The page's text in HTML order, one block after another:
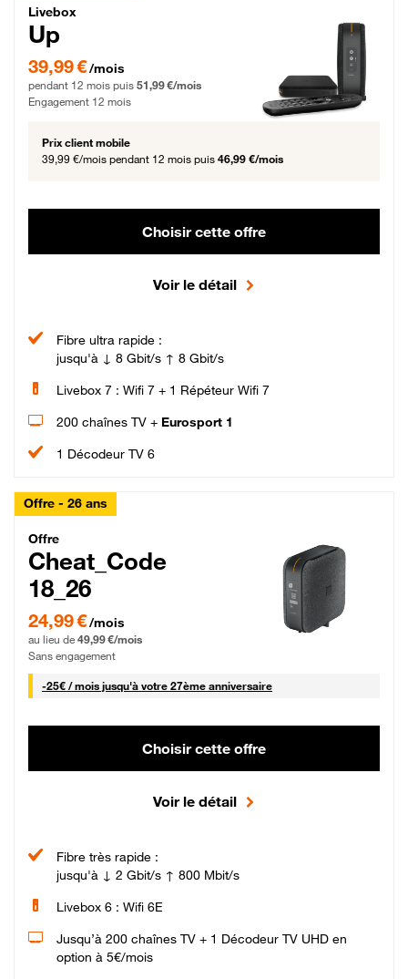
Livebox Up Fibre
Livebox
Up
39,99 € par mois pendant 12 mois puis 51,99 € par mois, Engagement 12 mois
39,99 €/mois
pendant 12 mois puis 51,99 €/mois
Engagement 12 mois
Prix client mobile
39,99 €/mois pendant 12 mois puis 46,99 €/mois
Choisir cette offre
Voir le détail
Fibre ultra rapide :
jusqu'à ↓ 8 Gbit/s ↑ 8 Gbit/s
Livebox 7 : Wifi 7 + 1 Répéteur Wifi 7
200 chaînes TV + Eurosport 1
1 Décodeur TV 6
Offre - 26 ans
Cheat_Code Fibre_18_26
Offre
Cheat_Code
18_26
24,99 € par mois pendant 0 mois puis 49,99 € par mois, Sans engagement
24,99 €/mois
au lieu de 49,99 €/mois
Sans engagement
-25€ / mois25 € par mois
jusqu'à votre 27ème anniversaire
Choisir cette offre
Voir le détail
Fibre très rapide :
jusqu'à ↓ 2 Gbit/s ↑ 800 Mbit/s
Livebox 6 : Wifi 6E
Jusqu’à 200 chaînes TV + 1 Décodeur TV UHD en
option à 5€/mois